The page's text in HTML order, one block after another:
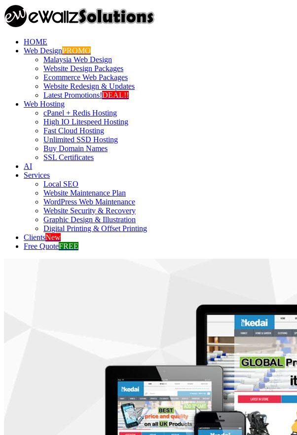
HOME
Web DesignPROMO
Malaysia Web Design
Website Design Packages
Ecommerce Web Packages
Website Redesign & Updates
Latest Promotions!DEAL!!
Web Hosting
cPanel + Redis Hosting
High IO Litespeed Hosting
Fast Cloud Hosting
Unlimited SSD Hosting
Buy Domain Names
SSL Certificates
AI
Services
Local SEO
Website Maintenance Plan
WordPress Web Maintenance
Website Security & Recovery
Graphic Design & Illustration
Digital Printing & Offset Printing
ClientsNew
Free QuoteFREE